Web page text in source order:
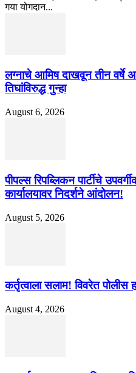
गया योगदान...
लग्नाचे आमिष दाखवून तीन वर्षे
तिघांविरुद्ध गुन्हा
August 6, 2026
पीपल्स रिपब्लिकन पार्टीचे
कार्यालयावर निदर्शने आंदोलन!
August 5, 2026
कर्तृत्वाला सलाम! विवरेत पोलीस
August 4, 2026